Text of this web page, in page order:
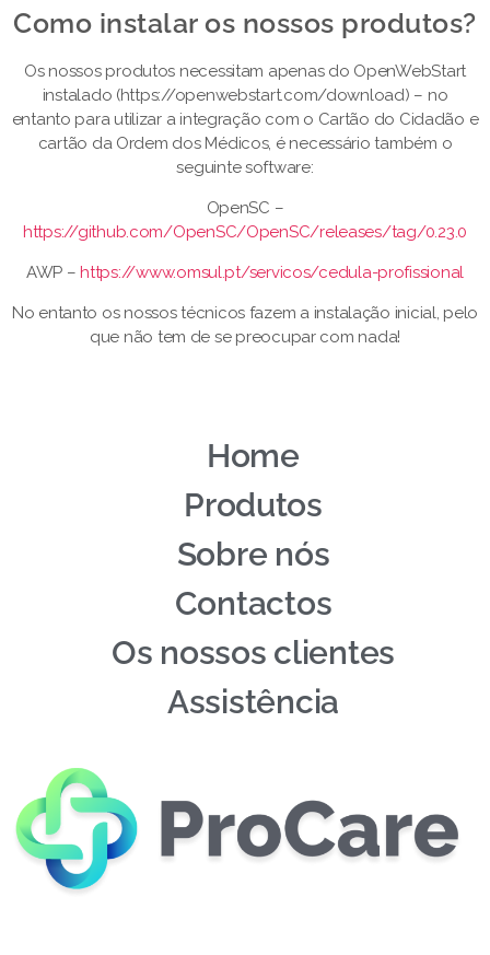
Como instalar os nossos produtos?​
Os nossos produtos necessitam apenas do OpenWebStart
instalado (https://openwebstart.com/download) – no
entanto para utilizar a integração com o Cartão do Cidadão e
cartão da Ordem dos Médicos, é necessário também o
seguinte software:
OpenSC –
https://github.com/OpenSC/OpenSC/releases/tag/0.23.0
AWP –https://www.omsul.pt/servicos/cedula-profissional
No entanto os nossos técnicos fazem a instalação inicial, pelo
que não tem de se preocupar com nada!
Home
Produtos
Sobre nós
Contactos
Os nossos clientes
Assistência